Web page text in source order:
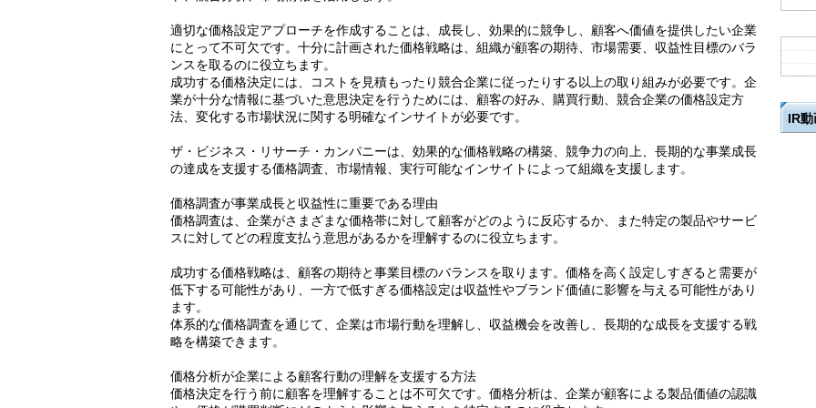
適切な価格設定アプローチを作成することは、成長し、効果的に競争し、顧客へ価値を提供したい企業
にとって不可欠です。十分に計画された価格戦略は、組織が顧客の期待、市場需要、収益性目標のバラ
ンスを取るのに役立ちます。
成功する価格決定には、コストを見積もったり競合企業に従ったりする以上の取り組みが必要です。企
業が十分な情報に基づいた意思決定を行うためには、顧客の好み、購買行動、競合企業の価格設定方
法、変化する市場状況に関する明確なインサイトが必要です。
ザ・ビジネス・リサーチ・カンパニーは、効果的な価格戦略の構築、競争力の向上、長期的な事業成長
の達成を支援する価格調査、市場情報、実行可能なインサイトによって組織を支援します。
価格調査が事業成長と収益性に重要である理由
価格調査は、企業がさまざまな価格帯に対して顧客がどのように反応するか、また特定の製品やサービ
スに対してどの程度支払う意思があるかを理解するのに役立ちます。
成功する価格戦略は、顧客の期待と事業目標のバランスを取ります。価格を高く設定しすぎると需要が
低下する可能性があり、一方で低すぎる価格設定は収益性やブランド価値に影響を与える可能性があり
ます。
体系的な価格調査を通じて、企業は市場行動を理解し、収益機会を改善し、長期的な成長を支援する戦
略を構築できます。
価格分析が企業による顧客行動の理解を支援する方法
価格決定を行う前に顧客を理解することは不可欠です。価格分析は、企業が顧客による製品価値の認識
IR動